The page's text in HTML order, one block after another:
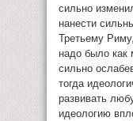
сильно
нанести
Третьему
надо было как
сильно
тогда
развивать
идеологию